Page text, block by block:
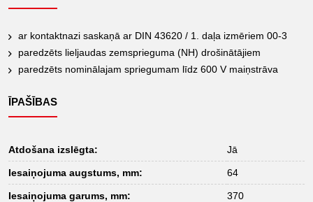
ar kontaktnazi saskaņā ar DIN 43620 / 1. daļa izmēriem 00-3
paredzēts lieljaudas zemsprieguma (NH) drošinātājiem
paredzēts nominālajam spriegumam līdz 600 V maiņstrāva
ĪPAŠĪBAS
Atdošana izslēgta: Jā
Iesaiņojuma augstums, mm: 64
Iesaiņojuma garums, mm: 370